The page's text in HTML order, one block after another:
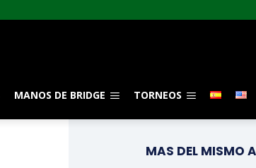
MANOS DE BRIDGE TORNEOS
MAS DEL MISMO